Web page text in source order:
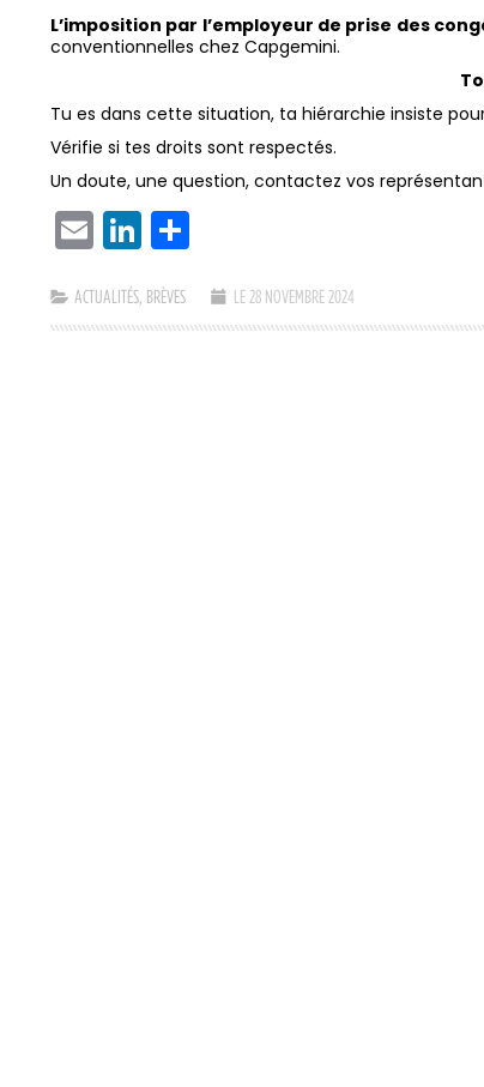
L’imposition par l’employeur de prise des
conventionnelles chez Capgemini.
Tu es dans cette situation, ta hiérarchie insiste
Vérifie si tes droits sont respectés.
Un doute, une question, contactez vos
EMAIL LINKEDIN
ACTUALITÉS BRÈVES LE 28 NOVEMBRE 2024